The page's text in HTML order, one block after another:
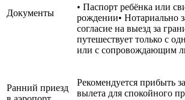
Документы
• Паспорт ребёнка или
рождении• Нотариально
согласие на выезд за
путешествует только с
или с сопровождающим
Ранний приезд
Рекомендуется прибыть
вылета для спокойного